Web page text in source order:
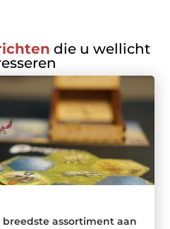
die u wellicht
assortiment aan